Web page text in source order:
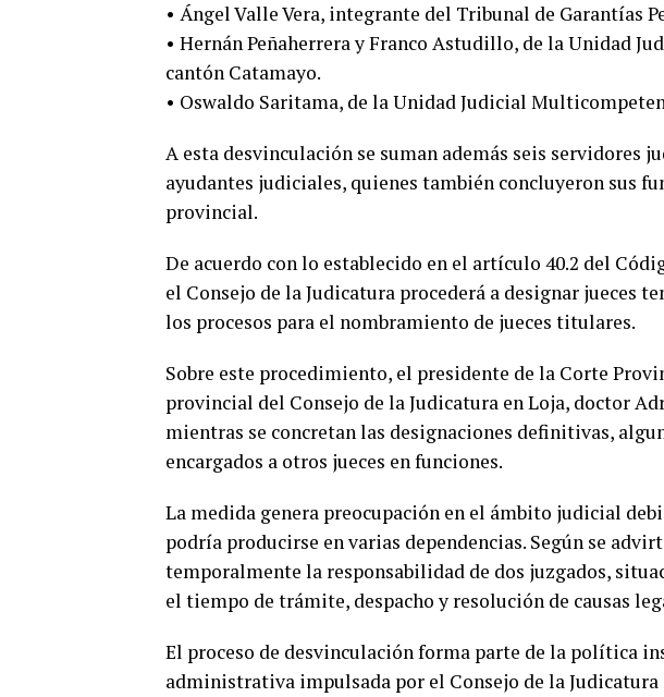
• Ángel Valle Vera, integrante del Tribunal de Garantías
• Hernán Peñaherrera y Franco Astudillo, de la Unidad
cantón Catamayo.
• Oswaldo Saritama, de la Unidad Judicial
A esta desvinculación se suman además seis servidores
ayudantes judiciales, quienes también concluyeron sus
provincial.
De acuerdo con lo establecido en el artículo 40.2 del
el Consejo de la Judicatura procederá a designar jueces
los procesos para el nombramiento de jueces titulares.
Sobre este procedimiento, el presidente de la Corte
provincial del Consejo de la Judicatura en Loja, doctor
mientras se concretan las designaciones definitivas,
encargados a otros jueces en funciones.
La medida genera preocupación en el ámbito judicial
podría producirse en varias dependencias. Según se
temporalmente la responsabilidad de dos juzgados,
el tiempo de trámite, despacho y resolución de causas
El proceso de desvinculación forma parte de la política
administrativa impulsada por el Consejo de la Judicatura